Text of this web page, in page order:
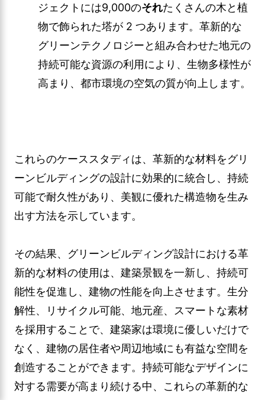
ジェクトには9,000のそれたくさんの木と植
物で飾られた塔が 2 つあります。革新的な
グリーンテクノロジーと組み合わせた地元の
持続可能な資源の利用により、生物多様性が
高まり、都市環境の空気の質が向上します。
これらのケーススタディは、革新的な材料をグリ
ーンビルディングの設計に効果的に統合し、持続
可能で耐久性があり、美観に優れた構造物を生み
出す方法を示しています。
その結果、グリーンビルディング設計における革
新的な材料の使用は、建築景観を一新し、持続可
能性を促進し、建物の性能を向上させます。生分
解性、リサイクル可能、地元産、スマートな素材
を採用することで、建築家は環境に優しいだけで
なく、建物の居住者や周辺地域にも有益な空間を
創造することができます。持続可能なデザインに
対する需要が高まり続ける中、これらの革新的な